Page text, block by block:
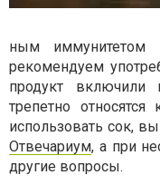
ным иммунитетом
рекомендуем
продукт
трепетно
использовать сок,
Отвечариум, а при
другие вопросы.